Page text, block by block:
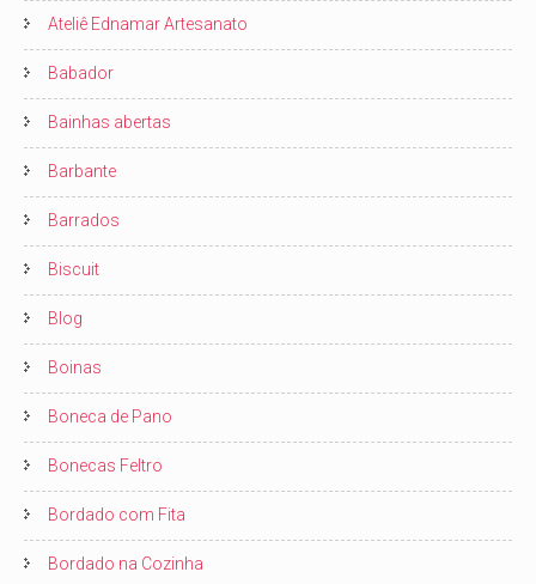
Ateliê Ednamar Artesanato
Babador
Bainhas abertas
Barbante
Barrados
Biscuit
Blog
Boinas
Boneca de Pano
Bonecas Feltro
Bordado com Fita
Bordado na Cozinha